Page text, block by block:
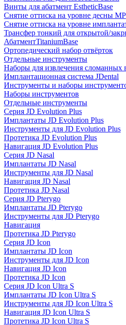
Винты для абатмент EstheticBase
Снятие оттиска на уровне десны MP
Снятие оттиска на уровне
Трансфер тонкий для открытой/
АбатментTitaniumBase
Ортопедический набор отвёрток
Отдельные инструменты
Наборы для извлечения сломанных
Имплантационная система JDental
Инструменты и наборы
Наборы инструментов
Отдельные инструменты
Серия JD Evolution Plus
Имплантаты JD Evolution Plus
Инструменты для JD Evolution Plus
Протетика JD Evolution Plus
Навигация JD Evolution Plus
Серия JD Nasal
Имплантаты JD Nasal
Инструменты для JD Nasal
Навигация JD Nasal
Протетика JD Nasal
Серия JD Pterygo
Имплантаты JD Pterygo
Инструменты для JD Pterygo
Навигация
Протетика JD Pterygo
Серия JD Icon
Имплантаты JD Icon
Инструменты для JD Icon
Навигация JD Icon
Протетика JD Icon
Серия JD Icon Ultra S
Имплантаты JD Icon Ultra S
Инструменты для JD Icon Ultra S
Навигация JD Icon Ultra S
Протетика JD Icon Ultra S